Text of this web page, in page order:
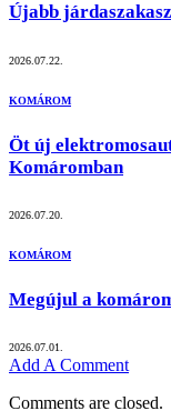
Újabb
2026.07.22.
KOMÁROM
Öt új
Komáromban
2026.07.20.
KOMÁROM
Megújul a
2026.07.01.
Add A Comment
Comments are closed.